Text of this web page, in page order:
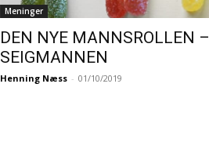
Meninger
DEN NYE MANNSROLLEN –
SEIGMANNEN
Henning Næss - 01/10/2019